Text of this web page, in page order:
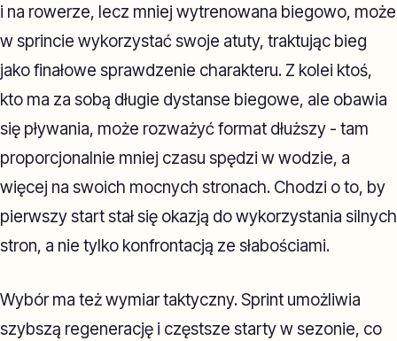
i na rowerze, lecz mniej wytrenowana biegowo, może
w sprincie wykorzystać swoje atuty, traktując bieg
jako finałowe sprawdzenie charakteru. Z kolei ktoś,
kto ma za sobą długie dystanse biegowe, ale obawia
się pływania, może rozważyć format dłuższy - tam
proporcjonalnie mniej czasu spędzi w wodzie, a
więcej na swoich mocnych stronach. Chodzi o to, by
pierwszy start stał się okazją do wykorzystania silnych
stron, a nie tylko konfrontacją ze słabościami.
Wybór ma też wymiar taktyczny. Sprint umożliwia
szybszą regenerację i częstsze starty w sezonie, co